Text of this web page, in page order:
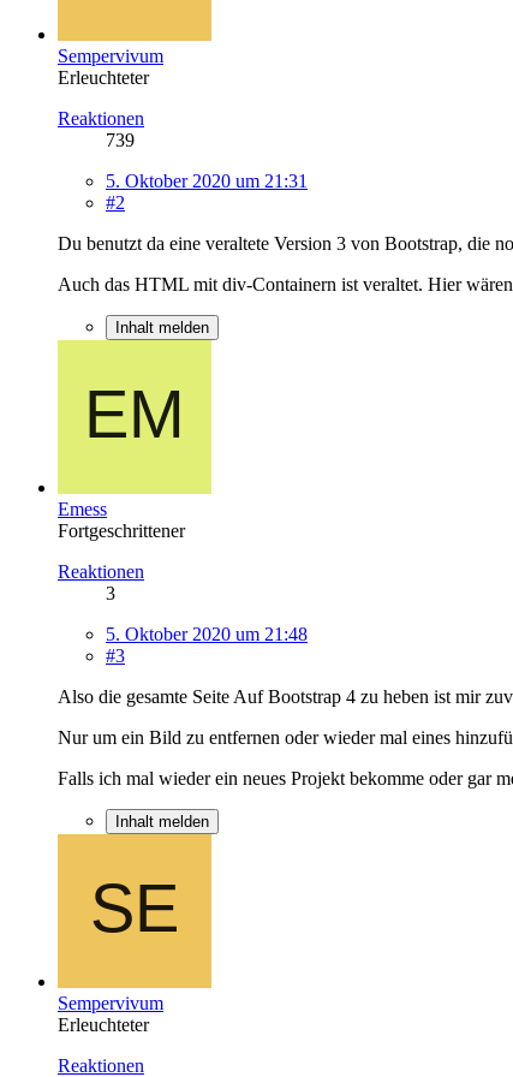
Sempervivum
Erleuchteter
Reaktionen
739
5. Oktober 2020 um 21:31
#2
Du benutzt da eine veraltete Version 3 von Bootstrap, die
Auch das HTML mit div-Containern ist veraltet. Hier
Inhalt melden
Emess
Fortgeschrittener
Reaktionen
3
5. Oktober 2020 um 21:48
#3
Also die gesamte Seite Auf Bootstrap 4 zu heben ist mir
Nur um ein Bild zu entfernen oder wieder mal eines
Falls ich mal wieder ein neues Projekt bekomme oder gar
Inhalt melden
Sempervivum
Erleuchteter
Reaktionen